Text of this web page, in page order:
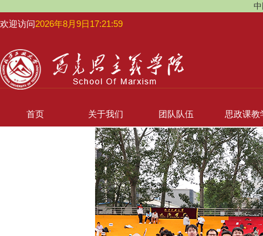
欢迎访问2026年8月9日17:22:00
首页 关于我们 团队队伍 思政课教